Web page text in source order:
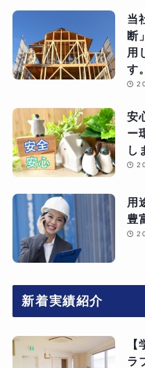
当
断
用
す。
安
ー
し
用
豊
新着実績紹介
ラ